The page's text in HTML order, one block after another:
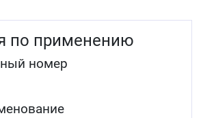
по применению
номер